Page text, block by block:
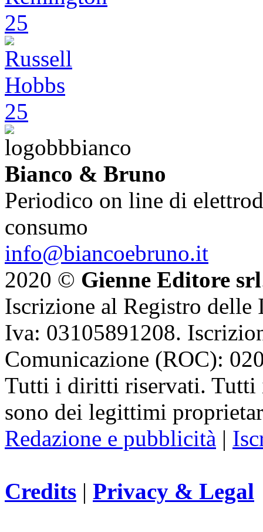
Bianco & Bruno
Periodico on line di
consumo
info@biancoebruno.it
2020 © Gienne Editore srl
Iscrizione al Registro delle
Iva: 03105891208.
Comunicazione (ROC):
Tutti i diritti riservati. Tutti
sono dei legittimi
Redazione e pubblicità |
Credits | Privacy & Legal